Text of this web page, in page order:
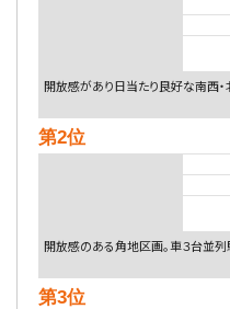
開放感があり日当たり良好な南西
第2位
開放感のある角地区画。車３台並
第3位